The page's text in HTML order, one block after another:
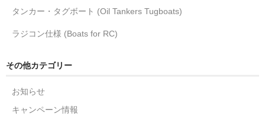
タンカー・タグボート (Oil Tankers Tugboats)
ラジコン仕様 (Boats for RC)
その他カテゴリー
お知らせ
キャンペーン情報